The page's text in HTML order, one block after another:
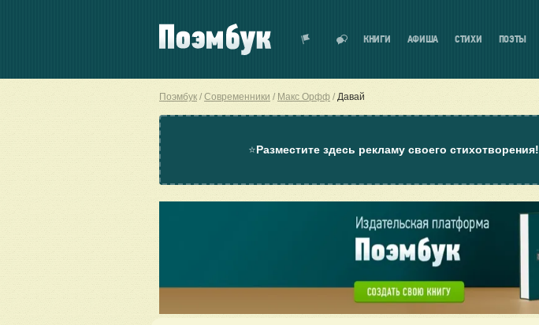
КНИГИ АФИША СТИХИ ПОЭТЫ
Поэмбук Современники Макс Орфф Давай
⭐Разместите здесь рекламу своего стихотворения!